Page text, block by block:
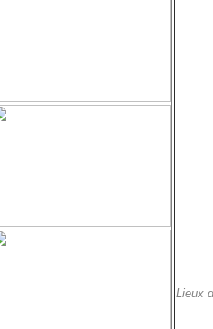
Lieux